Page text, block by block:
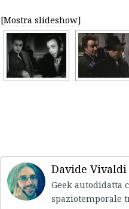
[Mostra slideshow]
Davide Vivaldi
Geek autodidatta
spaziotemporale